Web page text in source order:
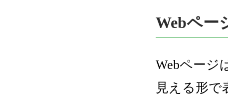
Webペー
Webページ
見える形で